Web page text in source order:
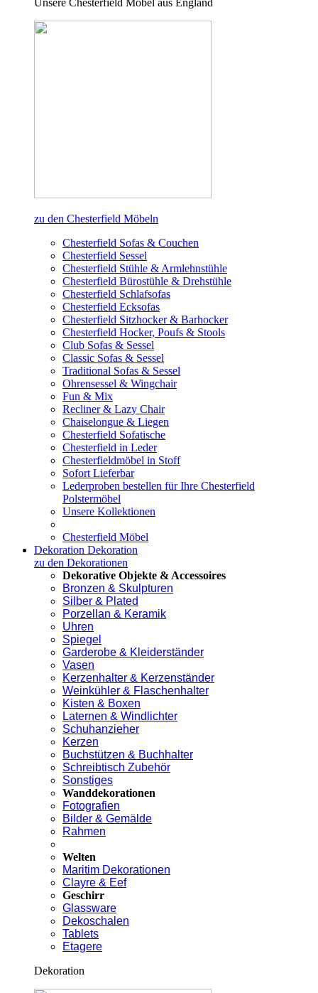
Unsere Chesterfield Möbel aus England
zu den Chesterfield Möbeln
Chesterfield Sofas & Couchen
Chesterfield Sessel
Chesterfield Stühle & Armlehnstühle
Chesterfield Bürostühle & Drehstühle
Chesterfield Schlafsofas
Chesterfield Ecksofas
Chesterfield Sitzhocker & Barhocker
Chesterfield Hocker, Poufs & Stools
Club Sofas & Sessel
Classic Sofas & Sessel
Traditional Sofas & Sessel
Ohrensessel & Wingchair
Fun & Mix
Recliner & Lazy Chair
Chaiselongue & Liegen
Chesterfield Sofatische
Chesterfield in Leder
Chesterfieldmöbel in Stoff
Sofort Lieferbar
Lederproben bestellen für Ihre Chesterfield
Polstermöbel
Unsere Kollektionen
Chesterfield Möbel
Dekoration Dekoration
zu den Dekorationen
Dekorative Objekte & Accessoires
Bronzen & Skulpturen
Silber & Plated
Porzellan & Keramik
Uhren
Spiegel
Garderobe & Kleiderständer
Vasen
Kerzenhalter & Kerzenständer
Weinkühler & Flaschenhalter
Kisten & Boxen
Laternen & Windlichter
Schuhanzieher
Kerzen
Buchstützen & Buchhalter
Schreibtisch Zubehör
Sonstiges
Wanddekorationen
Fotografien
Bilder & Gemälde
Rahmen
Welten
Maritim Dekorationen
Clayre & Eef
Geschirr
Glassware
Dekoschalen
Tablets
Etagere
Dekoration